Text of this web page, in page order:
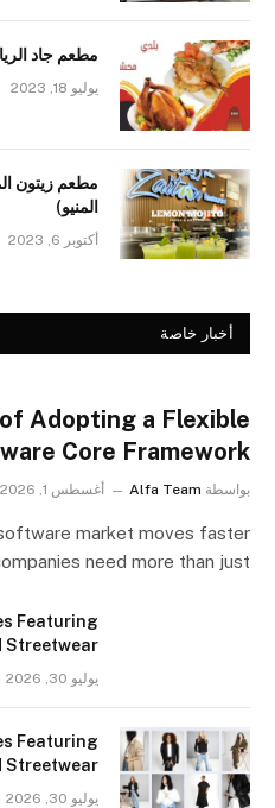
مطعم جاد
يوليو 18, 2023
مطعم زيتون
المنيو)
أكتوبر 6, 2023
أخبار خاصة
Adopting a Flexible
Core Framework
بواسطة Alfa Team أغسطس 1, 2026
market moves faster
need more than just…
Featuring
Streetwear
يوليو 30, 2026
Featuring
Streetwear
يوليو 30, 2026